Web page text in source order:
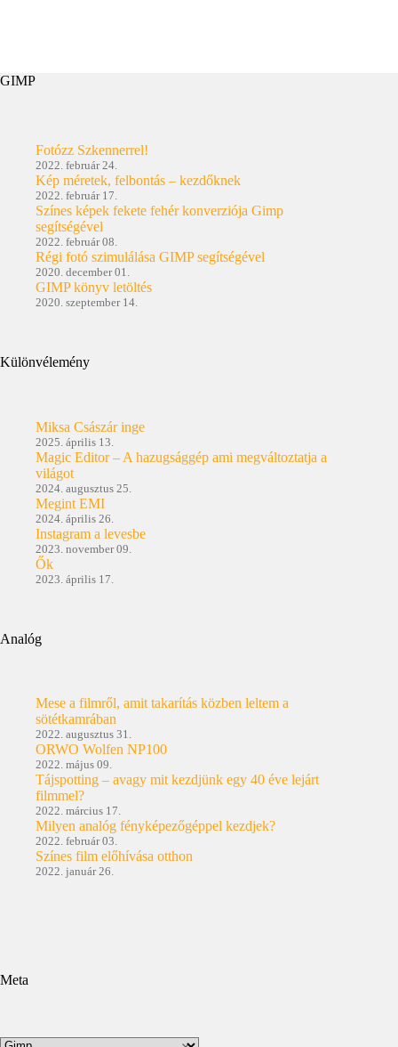
GIMP
Fotózz Szkennerrel!
2022. február 24.
Kép méretek, felbontás – kezdőknek
2022. február 17.
Színes képek fekete fehér konverziója Gimp
segítségével
2022. február 08.
Régi fotó szimulálása GIMP segítségével
2020. december 01.
GIMP könyv letöltés
2020. szeptember 14.
Különvélemény
Miksa Császár inge
2025. április 13.
Magic Editor – A hazugsággép ami megváltoztatja a
világot
2024. augusztus 25.
Megint EMI
2024. április 26.
Instagram a levesbe
2023. november 09.
Ők
2023. április 17.
Analóg
Mese a filmről, amit takarítás közben leltem a
sötétkamrában
2022. augusztus 31.
ORWO Wolfen NP100
2022. május 09.
Tájspotting – avagy mit kezdjünk egy 40 éve lejárt
filmmel?
2022. március 17.
Milyen analóg fényképezőgéppel kezdjek?
2022. február 03.
Színes film előhívása otthon
2022. január 26.
Meta
Kategóriák